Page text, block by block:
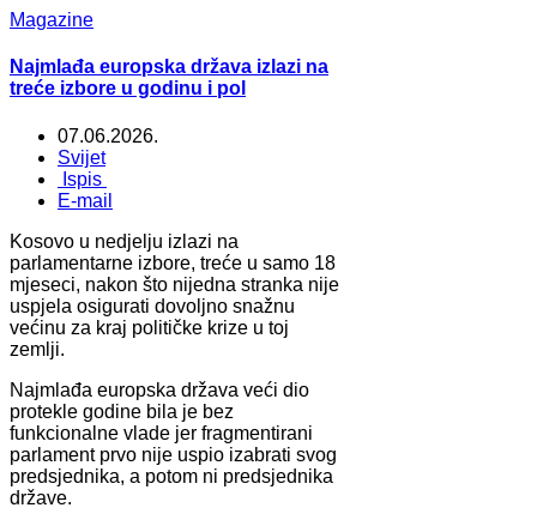
Magazine
Najmlađa europska država izlazi na
treće izbore u godinu i pol
07.06.2026.
Svijet
Ispis
E-mail
Kosovo u nedjelju izlazi na
parlamentarne izbore, treće u samo 18
mjeseci, nakon što nijedna stranka nije
uspjela osigurati dovoljno snažnu
većinu za kraj političke krize u toj
zemlji.
Najmlađa europska država veći dio
protekle godine bila je bez
funkcionalne vlade jer fragmentirani
parlament prvo nije uspio izabrati svog
predsjednika, a potom ni predsjednika
države.